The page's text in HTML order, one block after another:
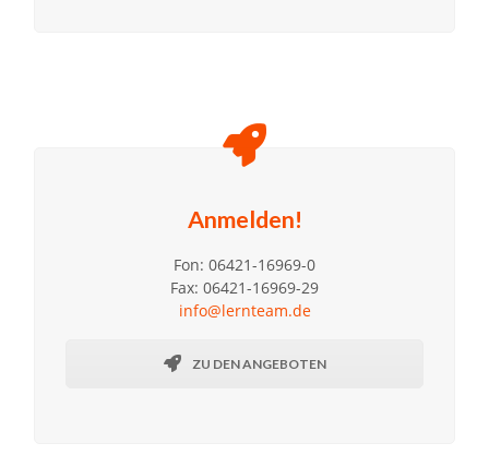
Anmelden!
Fon: 06421-16969-0
Fax: 06421-16969-29
info@lernteam.de
ZU DEN ANGEBOTEN